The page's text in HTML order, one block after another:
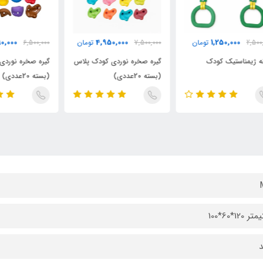
7,500,000
4,950,000
تومان
گیره صخره نوردی کودک پلاس
6,500,000
4,990,000
تومان
گیره صخره نوردی کودک کیدز
(بسته 20عددی)